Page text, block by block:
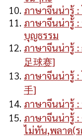
ภาษาจีนน่ารู้ :
ภาษาจีนน่ารู้ :
บุญธรรม
ภาษาจีนน่ารู้
足球赛]
ภาษาจีนน่ารู้ :
手]
ภาษาจีนน่ารู้ :
ภาษาจีนน่ารู้
ไม่ทัน,พลาด(ร